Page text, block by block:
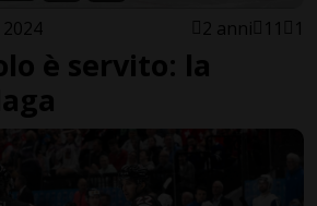
2024 2 anni 11 1
è servito: la